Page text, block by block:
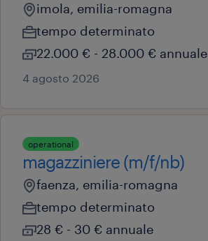
imola, emilia-romagna
tempo determinato
22.000 € - 28.000 € annuale
4 agosto 2026
operational
magazziniere (m/f/nb)
faenza, emilia-romagna
tempo determinato
28 € - 30 € annuale